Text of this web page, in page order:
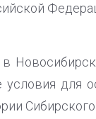
для